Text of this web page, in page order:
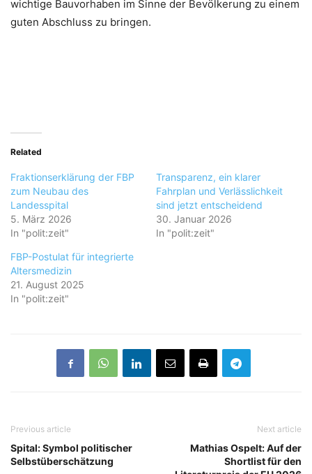
wichtige Bauvorhaben im Sinne der Bevölkerung zu einem
guten Abschluss zu bringen.
Related
Fraktionserklärung der FBP
zum Neubau des
Landesspital
5. März 2026
In "polit:zeit"
Transparenz, ein klarer
Fahrplan und Verlässlichkeit
sind jetzt entscheidend
30. Januar 2026
In "polit:zeit"
FBP-Postulat für integrierte
Altersmedizin
21. August 2025
In "polit:zeit"
Previous article
Spital: Symbol politischer
Selbstüberschätzung
Next article
Mathias Ospelt: Auf der
Shortlist für den